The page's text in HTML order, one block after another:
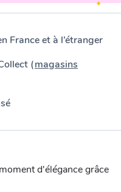
France et à l’étranger
(magasins
d'élégance grâce